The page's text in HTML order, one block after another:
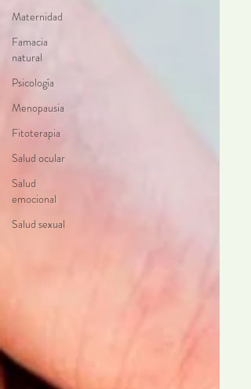
Maternidad
Famacia
natural
Psicología
Menopausia
Fitoterapia
Salud ocular
Salud
emocional
Salud sexual